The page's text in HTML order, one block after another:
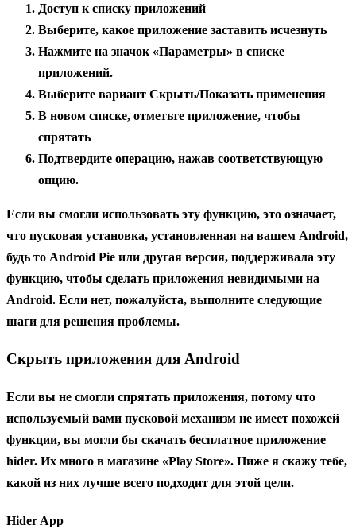
Доступ к списку приложений
Выберите, какое приложение заставить исчезнуть
Нажмите на значок «Параметры» в списке
приложений.
Выберите вариант Скрыть/Показать применения
В новом списке, отметьте приложение, чтобы
спрятать
Подтвердите операцию, нажав соответствующую
опцию.
Если вы смогли использовать эту функцию, это означает,
что пусковая установка, установленная на вашем Android,
будь то Android Pie или другая версия, поддерживала эту
функцию, чтобы сделать приложения невидимыми на
Android. Если нет, пожалуйста, выполните следующие
шаги для решения проблемы.
Скрыть приложения для Android
Если вы не смогли спрятать приложения, потому что
используемый вами пусковой механизм не имеет похожей
функции, вы могли бы скачать бесплатное приложение
hider. Их много в магазине «Play Store». Ниже я скажу тебе,
какой из них лучше всего подходит для этой цели.
Hider App